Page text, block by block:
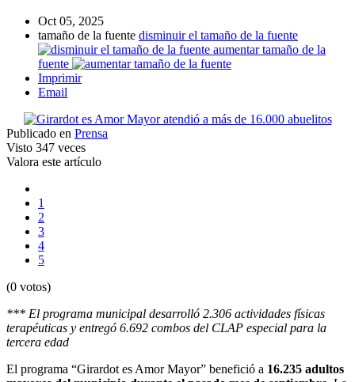
Oct 05, 2025
tamaño de la fuente disminuir el tamaño de la fuente
aumentar tamaño de la
fuente
Imprimir
Email
Publicado en Prensa
Visto 347 veces
Valora este artículo
1
2
3
4
5
(0 votos)
*** El programa municipal desarrolló 2.306 actividades físicas
terapéuticas y entregó 6.692 combos del CLAP especial para la
tercera edad
El programa “Girardot es Amor Mayor” benefició a 16.235 adultos